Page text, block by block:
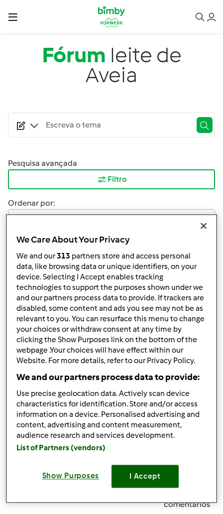
Passar para o conteúdo principal
Fórum leite de
Aveia
Pesquisa avançada
Filtro
Ordenar por:
Mais Recentes
Resultados por página:
10
3 | Última entrada
Responder mensagem
Janica (não verificado)
Qua, 2009-12-02 17:39
Olá, alguém sabe se é possível fazer leite de Aveia na
Bimby. Como se pode fazer Tofu e soja.... Obrigada.
Topo
registe-se aquipara escrever
comentários
We Care About Your Privacy
We and our313 partners store and access personal
data, like browsing data or unique identifiers, on your
device. Selecting I Accept enables tracking
technologies to support the purposes shown under we
and our partners process data to provide. If trackers are
disabled, some content and ads you see may not be as
relevant to you. You can resurface this menu to change
your choices or withdraw consent at any time by
clicking the Show Purposes link on the bottom of the
webpage .Your choices will have effect within our
Website. For more details, refer to our Privacy Policy.
We and our partners process data to provide:
Use precise geolocation data. Actively scan device
characteristics for identification. Store and/or access
information on a device. Personalised advertising and
content, advertising and content measurement,
audience research and services development.
List of Partners (vendors)
Show Purposes I Accept